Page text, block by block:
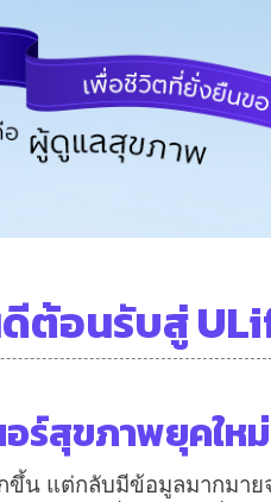
ต้อนรับสู่
อร์สุขภาพยุคใ
น แต่กลับมีข้อมูลมากมาย